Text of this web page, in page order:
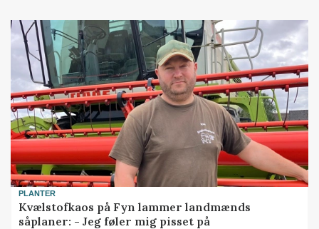
PLANTER
Kvælstofkaos på Fyn lammer landmænds
såplaner: - Jeg føler mig pisset på